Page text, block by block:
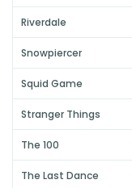
Riverdale
Snowpiercer
Squid Game
Stranger Things
The 100
The Last Dance